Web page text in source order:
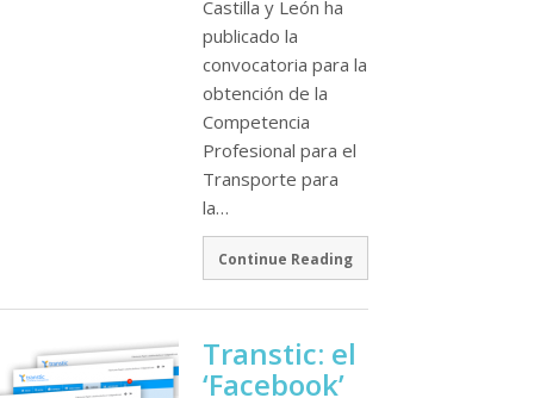
Castilla y León ha
publicado la
convocatoria para la
obtención de la
Competencia
Profesional para el
Transporte para
la…
Continue Reading
Transtic: el
‘Facebook’